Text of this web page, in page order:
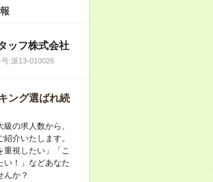
ッフ株式会社
:派13-010026
ング選ばれ続
の求人数から、
介いたします。
重視したい」「こ
い！」などあなた
んか？